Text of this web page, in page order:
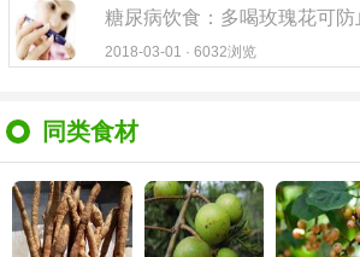
糖尿病饮食：多喝玫瑰花可防
2018-03-01 · 6032浏览
同类食材